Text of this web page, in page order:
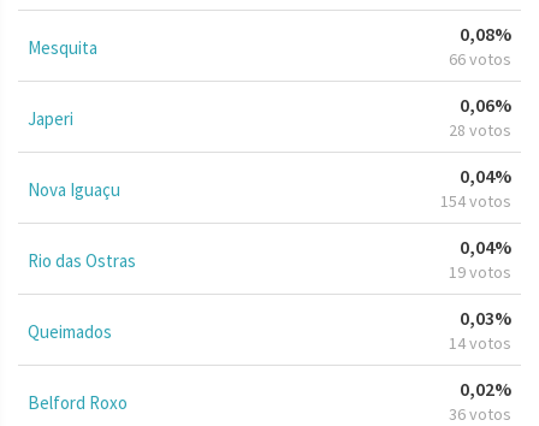
Mesquita
0,08%
66 votos
Japeri
0,06%
28 votos
Nova Iguaçu
0,04%
154 votos
Rio das Ostras
0,04%
19 votos
Queimados
0,03%
14 votos
Belford Roxo
0,02%
36 votos